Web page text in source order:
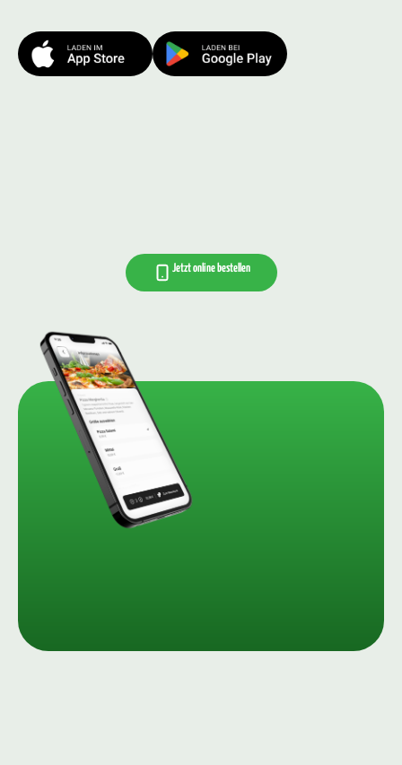
Jetzt online bestellen